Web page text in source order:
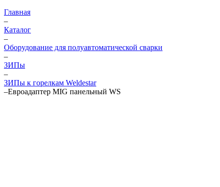
Главная
–
Каталог
–
Оборудование для полуавтоматической сварки
–
ЗИПы
–
ЗИПы к горелкам Weldestar
–Евроадаптер MIG панельный WS